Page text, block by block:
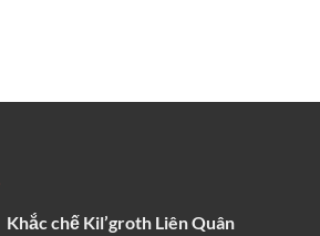
Khắc chế Kil’groth Liên Quân